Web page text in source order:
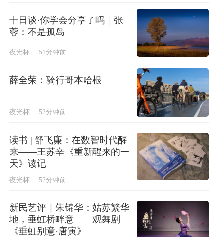
十日谈·你学会分享了吗｜张
蓉：不是孤岛
夜光杯 51分钟前
薛全荣：骑行哥本哈根
夜光杯 52分钟前
读书 | 舒飞廉：在数智时代醒
来——王苏辛《重新醒来的一
天》读记
夜光杯 52分钟前
新民艺评｜朱锦华：姑苏繁华
地，垂虹桥畔意——观舞剧
《垂虹别意·唐寅》